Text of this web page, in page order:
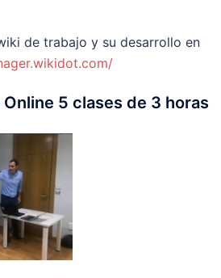
de trabajo y su desarrollo en
5 clases de 3 horas